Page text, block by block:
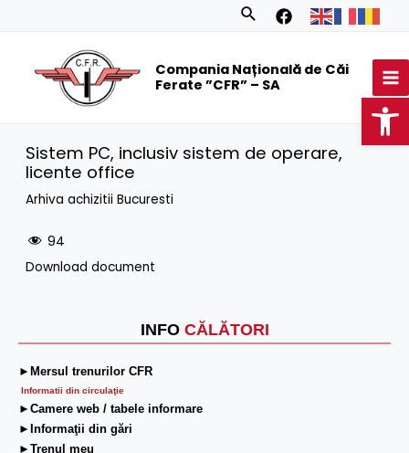
Search
Compania Națională de Căi
Ferate ”CFR” – SA
INFO CĂLĂTORI
►Mersul trenurilor CFR
Informatii din circulaţie
►Camere web / tabele informare
►Informaţii din gări
►Trenul meu
Sistem PC, inclusiv sistem de operare,
licente office
Arhiva achizitii Bucuresti
94
Download document